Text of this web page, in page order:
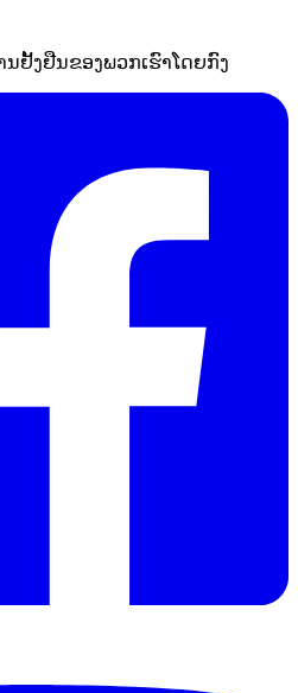
ຢັ້ງຢືນຂອງພວກເຮົາໂດຍກົງ